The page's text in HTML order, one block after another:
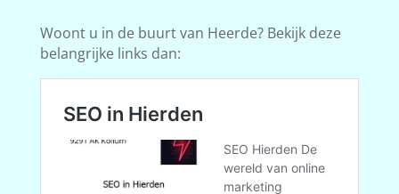
Woont u in de buurt van Heerde? Bekijk deze
belangrijke links dan: